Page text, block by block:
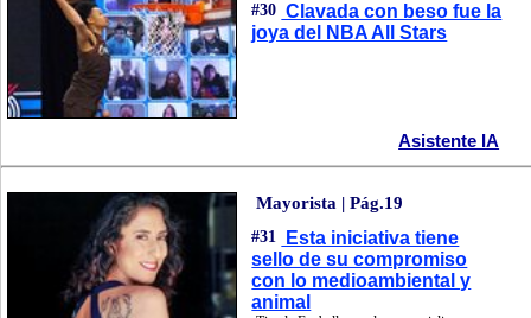
#30 Clavada con beso fue la
joya del NBA All Stars
Asistente IA
Mayorista | Pág.19
#31
Esta iniciativa tiene
sello de su compromiso
con lo medioambiental y
animal